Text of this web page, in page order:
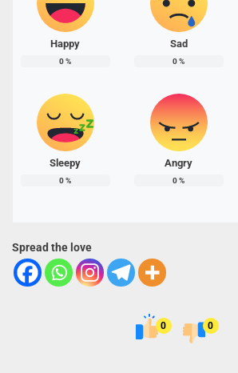
Happy
0%
Sad
0%
Sleepy
0%
Angry
0%
Spread the love
0 0